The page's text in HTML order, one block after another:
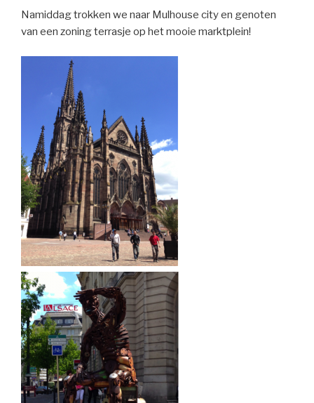
Namiddag trokken we naar Mulhouse city en genoten
van een zoning terrasje op het mooie marktplein!